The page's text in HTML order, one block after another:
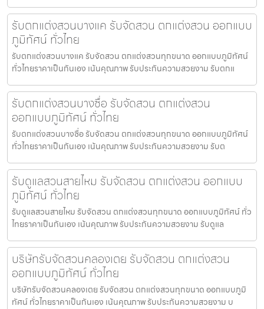
รับตกแต่งสวนบางแค รับจัดสวน ตกแต่งสวน ออกแบบ
ภูมิทัศน์ ทั่วไทย
รับตกแต่งสวนบางแค รับจัดสวน ตกแต่งสวนทุกขนาด ออกแบบภูมิทัศน์
ทั่วไทยราคาเป็นกันเอง เน้นคุณภาพ รับประกันความสวยงาม รับตกแ
รับตกแต่งสวนบางซื่อ รับจัดสวน ตกแต่งสวน
ออกแบบภูมิทัศน์ ทั่วไทย
รับตกแต่งสวนบางซื่อ รับจัดสวน ตกแต่งสวนทุกขนาด ออกแบบภูมิทัศน์
ทั่วไทยราคาเป็นกันเอง เน้นคุณภาพ รับประกันความสวยงาม รับต
รับดูแลสวนสายไหม รับจัดสวน ตกแต่งสวน ออกแบบ
ภูมิทัศน์ ทั่วไทย
รับดูแลสวนสายไหม รับจัดสวน ตกแต่งสวนทุกขนาด ออกแบบภูมิทัศน์ ทั่ว
ไทยราคาเป็นกันเอง เน้นคุณภาพ รับประกันความสวยงาม รับดูแล
บริษัทรับจัดสวนคลองเตย รับจัดสวน ตกแต่งสวน
ออกแบบภูมิทัศน์ ทั่วไทย
บริษัทรับจัดสวนคลองเตย รับจัดสวน ตกแต่งสวนทุกขนาด ออกแบบภูมิ
ทัศน์ ทั่วไทยราคาเป็นกันเอง เน้นคุณภาพ รับประกันความสวยงาม บ